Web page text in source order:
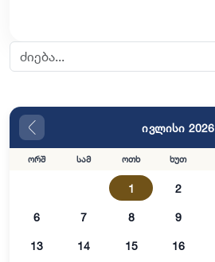
ივლისი 2026
ორშ სამ ოთხ ხუთ
1 2
6 7 8 9
13 14 15 16